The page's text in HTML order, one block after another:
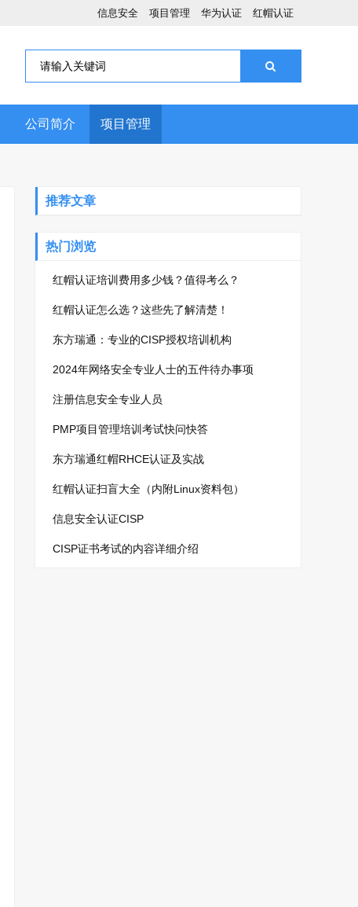
信息安全 项目管理 华为认证 红帽认证
公司简介 项目管理
推荐文章
热门浏览
红帽认证培训费用多少钱？值得考么？
红帽认证怎么选？这些先了解清楚！
东方瑞通：专业的CISP授权培训机构
2024年网络安全专业人士的五件待办事项
注册信息安全专业人员
PMP项目管理培训考试快问快答
东方瑞通红帽RHCE认证及实战
红帽认证扫盲大全（内附Linux资料包）
信息安全认证CISP
CISP证书考试的内容详细介绍